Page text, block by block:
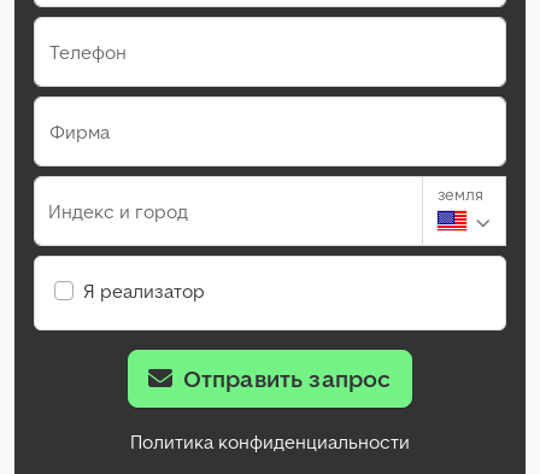
Телефон
Фирма
Индекс и город
земля
Я реализатор
Отправить запрос
Политика конфиденциальности